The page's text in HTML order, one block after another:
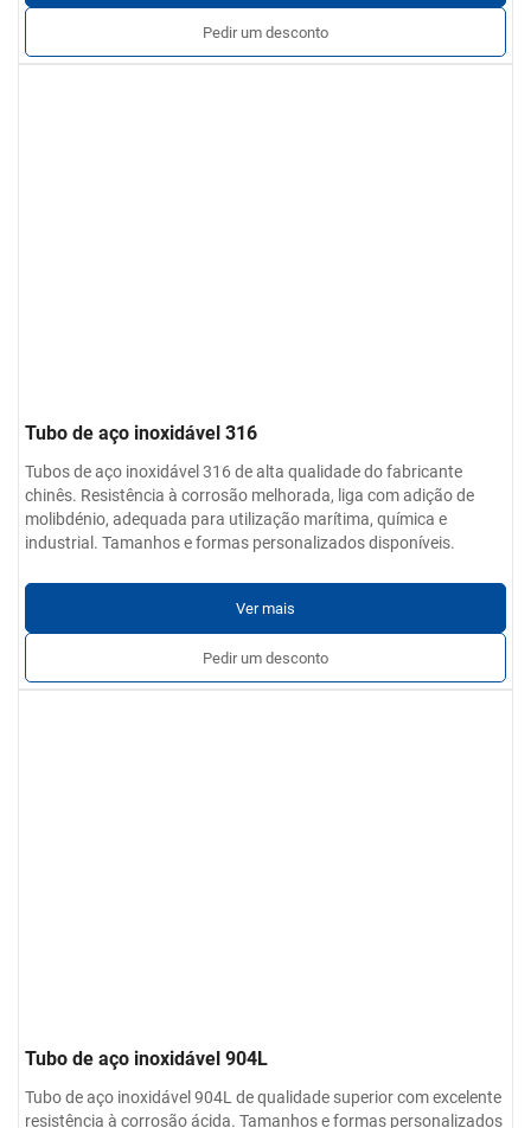
Pedir um desconto
Tubo de aço inoxidável 316
Tubos de aço inoxidável 316 de alta qualidade do fabricante
chinês. Resistência à corrosão melhorada, liga com adição de
molibdénio, adequada para utilização marítima, química e
industrial. Tamanhos e formas personalizados disponíveis.
Ver mais
Pedir um desconto
Tubo de aço inoxidável 904L
Tubo de aço inoxidável 904L de qualidade superior com excelente
resistência à corrosão ácida. Tamanhos e formas personalizados